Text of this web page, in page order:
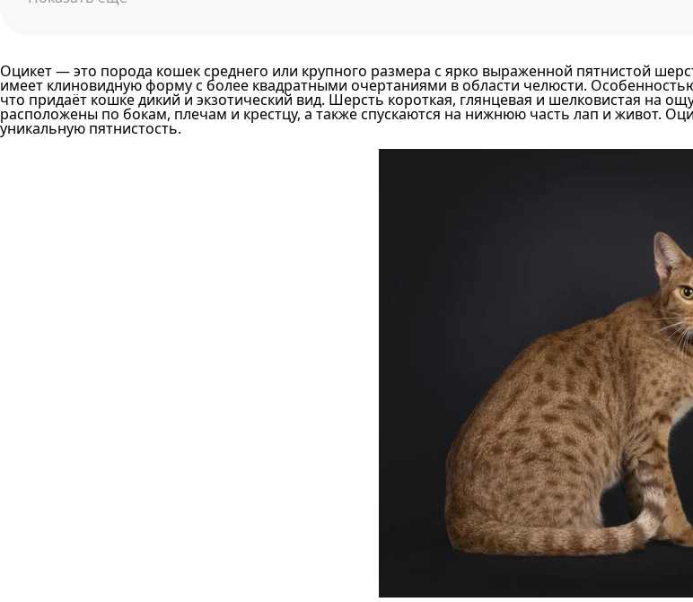
Оцикет — это порода кошек среднего или крупного размера с ярко выраженной пятнистой
имеет клиновидную форму с более квадратными очертаниями в области челюсти.
что придаёт кошке дикий и экзотический вид. Шерсть короткая, глянцевая и шелковистая на
расположены по бокам, плечам и крестцу, а также спускаются на нижнюю часть лап и живот.
уникальную пятнистость.